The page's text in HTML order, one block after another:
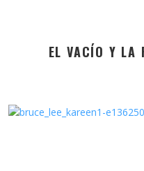
EL VACÍO Y LA